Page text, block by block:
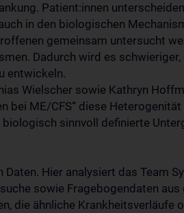
Patient:innen
in den biologischen
gemeinsam untersucht
Dadurch wird es schwieriger,
entwickeln.
Wielscher sowie Kathryn
bei ME/CFS“ diese
sinnvoll definierte
Hier analysiert das Team
sowie Fragebogendaten
die ähnliche Krankheitsverläufe